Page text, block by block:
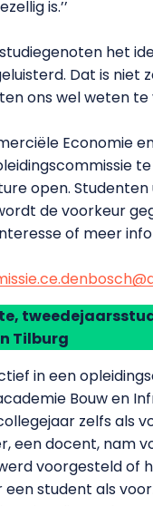
is.’’
studiegenoten het
Dat is niet
ons wel weten te
Economie
open. Studenten
de voorkeur
of meer
Tilburg
in een
Bouw en
zelfs als
een docent, nam
voorgesteld of
een student als